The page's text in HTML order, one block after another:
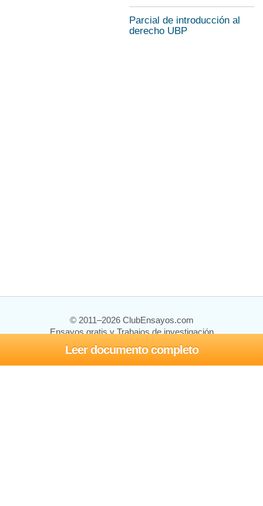
Leer documento completo
Parcial de introducción al
derecho UBP
© 2011–2026 ClubEnsayos.com
Ensayos gratis y Trabajos de investigación